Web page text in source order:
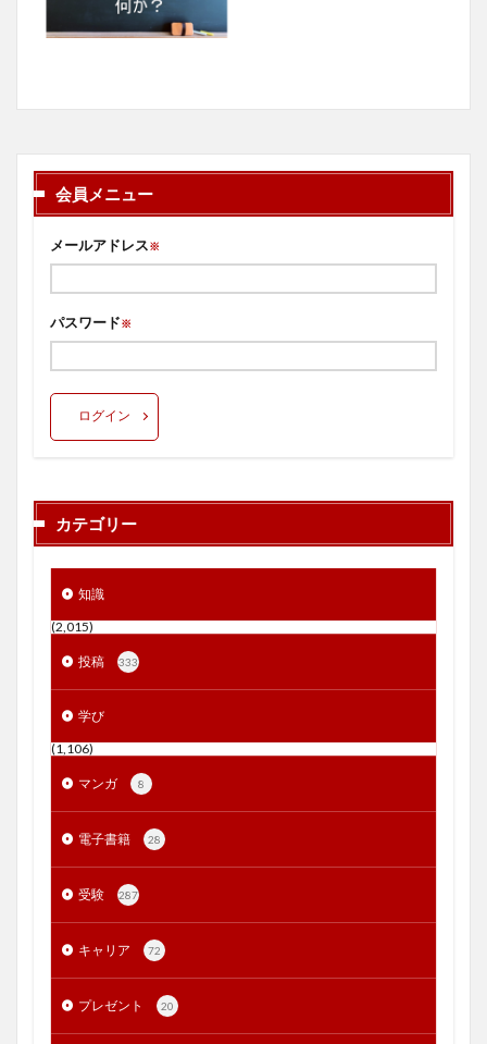
会員メニュー
メールアドレス※
パスワード※
ログイン
カテゴリー
知識
(2,015)
投稿 333
学び
(1,106)
マンガ 8
電子書籍 28
受験 287
キャリア 72
プレゼント 20